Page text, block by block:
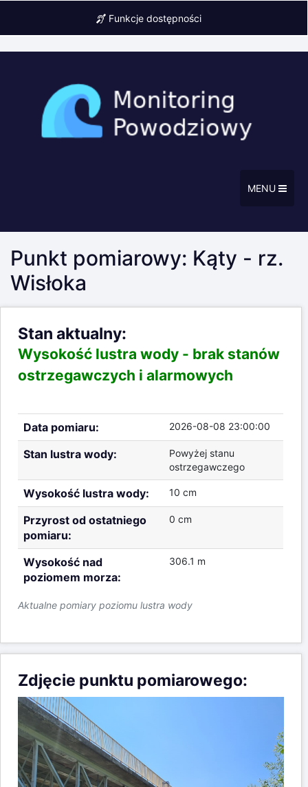
Funkcje dostępności
MENU
Punkt pomiarowy: Kąty - rz.
Wisłoka
Stan aktualny:
Wysokość lustra wody - brak stanów
ostrzegawczych i alarmowych
Aktualne pomiary poziomu lustra wody
Data pomiaru: 2026-08-08 23:00:00
Stan lustra wody:
Powyżej stanu
ostrzegawczego
Wysokość lustra wody: 10 cm
Przyrost od ostatniego
pomiaru:
0 cm
Wysokość nad
poziomem morza:
306.1 m
Zdjęcie punktu pomiarowego: